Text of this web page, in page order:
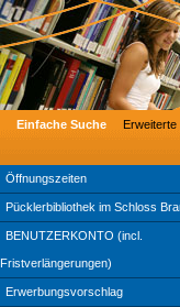
Öffnungszeiten
Pücklerbibliothek im Schloss
BENUTZERKONTO (incl.
Fristverlängerungen)
Erwerbungsvorschlag
Einfache Suche Erweiterte